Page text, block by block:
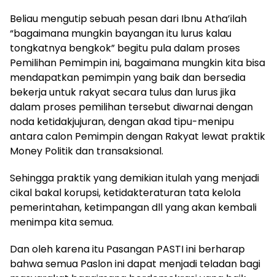
Beliau mengutip sebuah pesan dari Ibnu Atha’ilah
“bagaimana mungkin bayangan itu lurus kalau
tongkatnya bengkok” begitu pula dalam proses
Pemilihan Pemimpin ini, bagaimana mungkin kita bisa
mendapatkan pemimpin yang baik dan bersedia
bekerja untuk rakyat secara tulus dan lurus jika
dalam proses pemilihan tersebut diwarnai dengan
noda ketidakjujuran, dengan akad tipu-menipu
antara calon Pemimpin dengan Rakyat lewat praktik
Money Politik dan transaksional.
Sehingga praktik yang demikian itulah yang menjadi
cikal bakal korupsi, ketidakteraturan tata kelola
pemerintahan, ketimpangan dll yang akan kembali
menimpa kita semua.
Dan oleh karena itu Pasangan PASTI ini berharap
bahwa semua Paslon ini dapat menjadi teladan bagi